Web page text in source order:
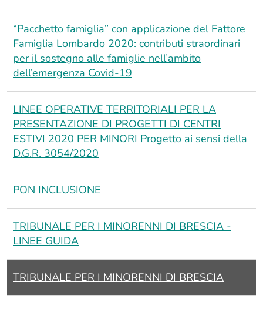
“Pacchetto famiglia” con applicazione del Fattore
Famiglia Lombardo 2020: contributi straordinari
per il sostegno alle famiglie nell’ambito
dell’emergenza Covid-19
LINEE OPERATIVE TERRITORIALI PER LA
PRESENTAZIONE DI PROGETTI DI CENTRI
ESTIVI 2020 PER MINORI Progetto ai sensi della
D.G.R. 3054/2020
PON INCLUSIONE
TRIBUNALE PER I MINORENNI DI BRESCIA -
LINEE GUIDA
TRIBUNALE PER I MINORENNI DI BRESCIA